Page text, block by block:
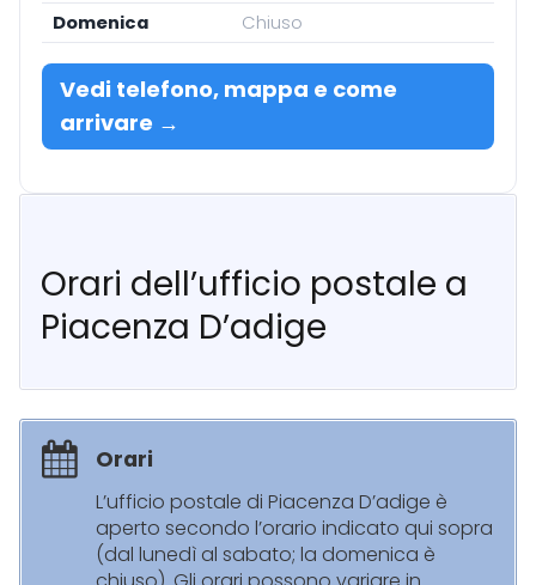
Domenica
Chiuso
Vedi telefono, mappa e come
arrivare →
Orari dell’ufficio postale a
Piacenza D’adige
Orari
L’ufficio postale di Piacenza D’adige è
aperto secondo l’orario indicato qui sopra
(dal lunedì al sabato; la domenica è